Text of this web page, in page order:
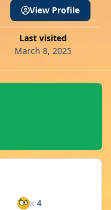
Last visited
March 8, 2025
View Profile
x 4